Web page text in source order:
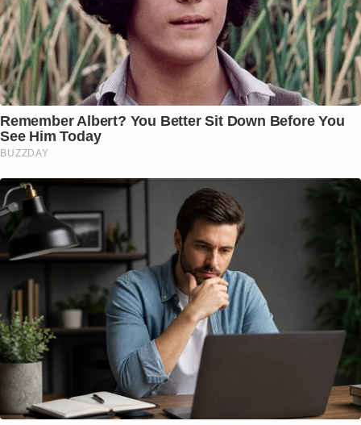
Remember Albert? You Better Sit Down Before You
See Him Today
BUZZDAY